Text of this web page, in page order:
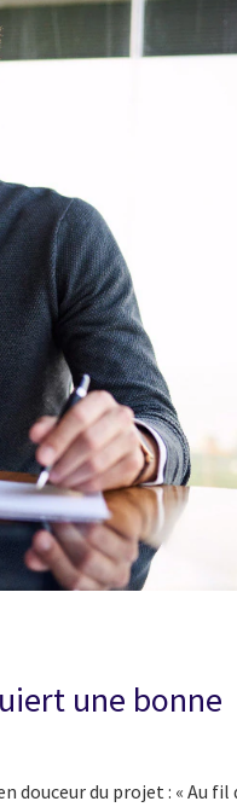
une bonne
douceur du projet : « Au fil